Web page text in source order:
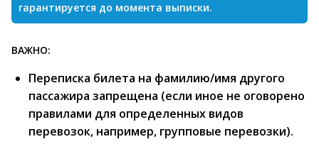
гарантируется до момента выписки.
ВАЖНО:
Переписка билета на фамилию/имя другого
пассажира запрещена (если иное не оговорено
правилами для определенных видов
перевозок, например, групповые перевозки).